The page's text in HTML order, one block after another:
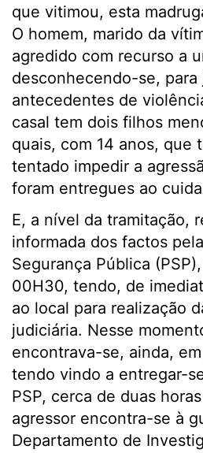
que vitimou, esta
O homem, marido da
agredido com recurso a
desconhecendo-se, para
antecedentes de
casal tem dois filhos
quais, com 14 anos, que
tentado impedir a
foram entregues ao
E, a nível da tramitação,
informada dos factos
Segurança Pública
00H30, tendo, de
ao local para realização
judiciária. Nesse
encontrava-se, ainda,
tendo vindo a entregar-
PSP, cerca de duas
agressor encontra-se à
Departamento de